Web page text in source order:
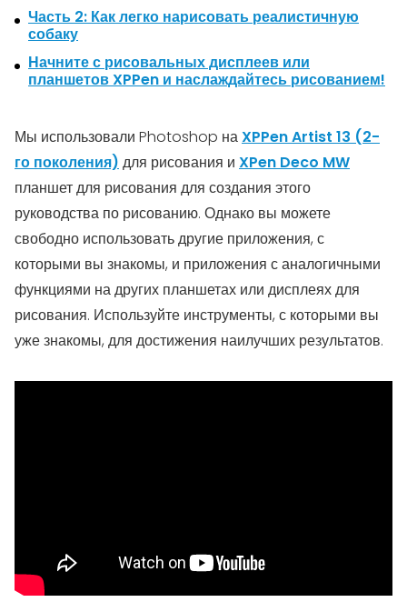
Часть 2: Как легко нарисовать реалистичную
собаку
Начните с рисовальных дисплеев или
планшетов XPPen и наслаждайтесь рисованием!
Мы использовали Photoshop наXPPen Artist 13 (2-
го поколения) для рисования и XPen Deco MW
планшет для рисования для создания этого
руководства по рисованию. Однако вы можете
свободно использовать другие приложения, с
которыми вы знакомы, и приложения с аналогичными
функциями на других планшетах или дисплеях для
рисования. Используйте инструменты, с которыми вы
уже знакомы, для достижения наилучших результатов.